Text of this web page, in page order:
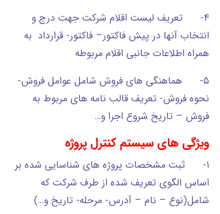
۴- تعریف لیست اقلام شرکت جهت درج و
انتخاب آنها در پیش فاکتور– فاکتور- قرارداد به
همراه اطلاعات جانبی اقلام مربوطه
۵- هماهنگی های فروش شامل عوامل فروش-
نحوه فروش- تعریف قالب نامه های مربوط به
فروش – تاریخ شروع اجرا و…
ویژگی های سیستم کنترل پروژه
۱- ثبت مشخصات پروژه های شناسایی شده بر
اساس الگوی تعریف شده از طرف شرکت که
شامل(نوع – نام – آدرس- مرحله- تاریخ و…)